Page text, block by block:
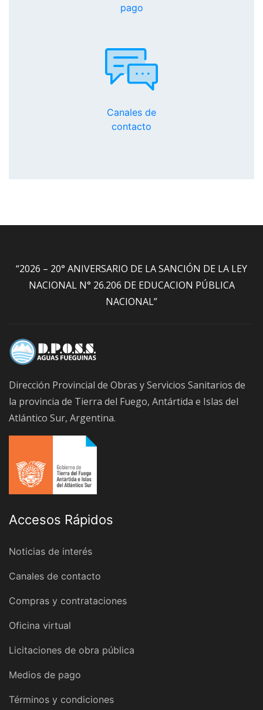
pago
Canales de
contacto
“2026 – 20° ANIVERSARIO DE LA SANCIÓN DE LA LEY
NACIONAL N° 26.206 DE EDUCACION PÚBLICA
NACIONAL”
Dirección Provincial de Obras y Servicios Sanitarios de
la provincia de Tierra del Fuego, Antártida e Islas del
Atlántico Sur, Argentina.
Accesos Rápidos
Noticias de interés
Canales de contacto
Compras y contrataciones
Oficina virtual
Licitaciones de obra pública
Medios de pago
Términos y condiciones